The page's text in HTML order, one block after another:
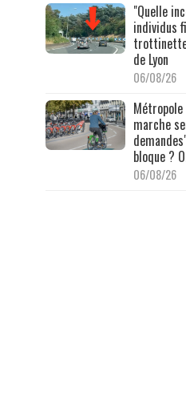
"Quelle
individus
de Lyon
06/08/26
Métropole
marche
bloque ?
06/08/26